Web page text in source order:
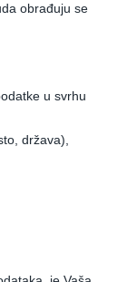
obrađuju se
u svrhu
država),